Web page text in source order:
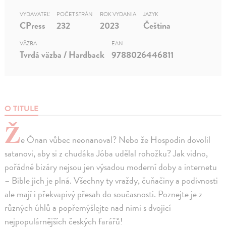
O TITULE
Že Ónan vůbec neonanoval? Nebo že Hospodin dovolil
satanovi, aby si z chudáka Jóba udělal rohožku? Jak vidno,
pořádné bizáry nejsou jen výsadou moderní doby a internetu
– Bible jich je plná. Všechny ty vraždy, čuňačiny a podivnosti
ale mají i překvapivý přesah do současnosti. Poznejte je z
různých úhlů a popřemýšlejte nad nimi s dvojicí
nejpopulárnějších českých farářů!
VYDAVATEĽ
CPress
POČET STRÁN
232
ROK VYDANIA
2023
JAZYK
Čeština
VÄZBA
Tvrdá väzba / Hardback
EAN
9788026446811